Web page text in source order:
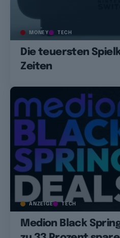
MONEY TECH
Die teuersten
Zeiten
ANZEIGE TECH
Medion Black